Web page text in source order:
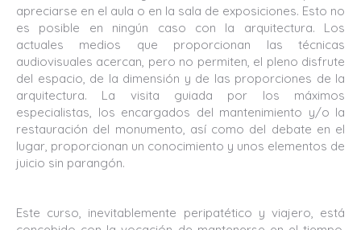
apreciarse en el aula o en la sala de exposiciones. Esto no
es posible en ningún caso con la arquitectura. Los
actuales medios que proporcionan las técnicas
audiovisuales acercan, pero no permiten, el pleno disfrute
del espacio, de la dimensión y de las proporciones de la
arquitectura. La visita guiada por los máximos
especialistas, los encargados del mantenimiento y/o la
restauración del monumento, así como del debate en el
lugar, proporcionan un conocimiento y unos elementos de
juicio sin parangón.
Este curso, inevitablemente peripatético y viajero, está